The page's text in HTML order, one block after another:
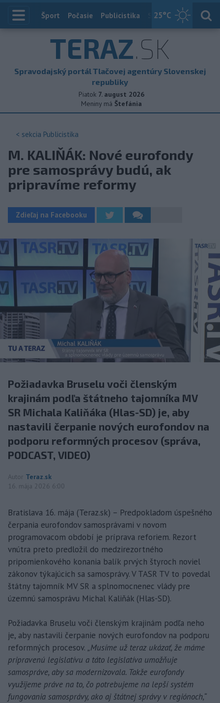
25°C
Index
Šport Počasie Publicistika Slovensko
TERAZ.SK
Spravodajský portál Tlačovej agentúry Slovenskej
republiky
Piatok 7. august 2026
Meniny má Štefánia
< sekcia Publicistika
M. KALIŇÁK: Nové eurofondy
pre samosprávy budú, ak
pripravíme reformy
Zdieľaj na Facebooku
Požiadavka Bruselu voči členským
krajinám podľa štátneho tajomníka MV
SR Michala Kaliňáka (Hlas-SD) je, aby
nastavili čerpanie nových eurofondov na
podporu reformných procesov (správa,
PODCAST, VIDEO)
Autor Teraz.sk
16. mája 2026 6:00
Bratislava 16. mája (Teraz.sk) – Predpokladom úspešného
čerpania eurofondov samosprávami v novom
programovacom období je príprava reforiem. Rezort
vnútra preto predložil do medzirezortného
pripomienkového konania balík prvých štyroch noviel
zákonov týkajúcich sa samosprávy. V TASR TV to povedal
štátny tajomník MV SR a splnomocnenec vlády pre
územnú samosprávu Michal Kaliňák (Hlas-SD).
Požiadavka Bruselu voči členským krajinám podľa neho
je, aby nastavili čerpanie nových eurofondov na podporu
reformných procesov. „Musíme už teraz ukázať, že máme
pripravenú legislatívu a táto legislatíva umožňuje
samospráve, aby sa modernizovala. Takže eurofondy
využijeme práve na to, čo potrebujeme na lepší systém
fungovania samosprávy, ako aj štátnej správy v regiónoch,“